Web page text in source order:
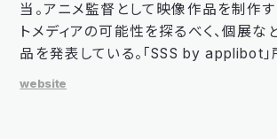
当。アニメ監督として映像作品を制作す
トメディアの可能性を探るべく、個展
品を発表している。「SSS by applibot」
website